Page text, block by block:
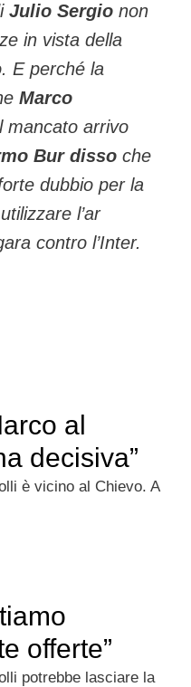
Julio Sergio non
in vista della
E perché la
Marco
mancato arrivo
Bur disso che
dubbio per la
l’ar
contro l’Inter.
al
decisiva”
è vicino al Chievo. A
offerte”
potrebbe lasciare la